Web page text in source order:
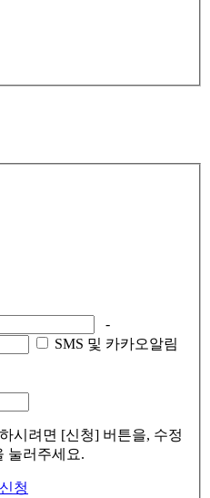
-
SMS 및 카카오알림
시려면 [신청] 버튼을, 수정
눌러주세요.
신청